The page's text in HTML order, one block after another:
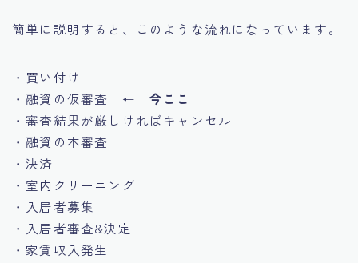
簡単に説明すると、このような流れになっています。
・買い付け
・融資の仮審査 ← 今ここ
・審査結果が厳しければキャンセル
・融資の本審査
・決済
・室内クリーニング
・入居者募集
・入居者審査&決定
・家賃収入発生